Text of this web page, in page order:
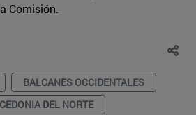
Comisión.
BALCANES OCCIDENTALES
DEL NORTE